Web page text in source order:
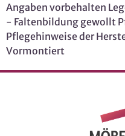
Angaben vorbehalten
- Faltenbildung gewollt
Pflegehinweise der
Vormontiert